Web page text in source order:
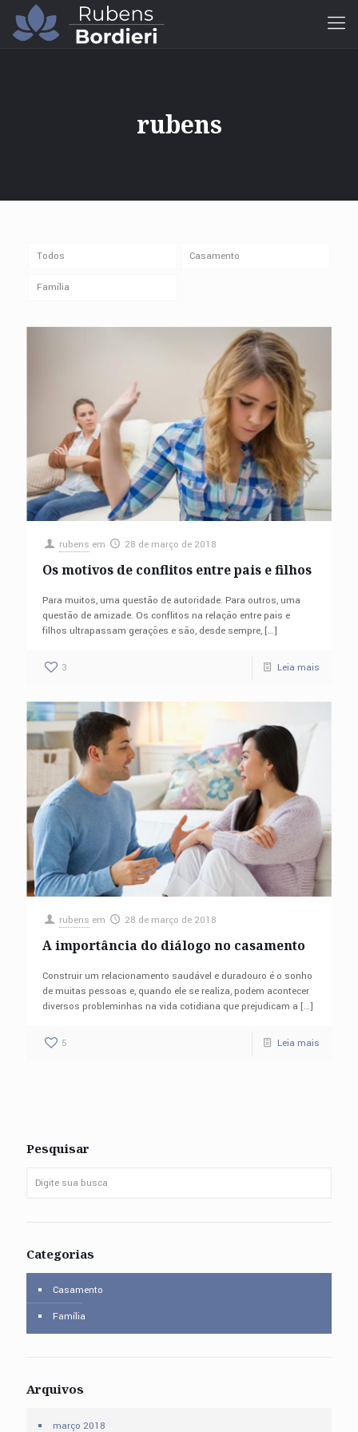
rubens
Todos Casamento
Família
rubens em 28 de março de 2018
Os motivos de conflitos entre pais e filhos
Para muitos, uma questão de autoridade. Para outros, uma
questão de amizade. Os conflitos na relação entre pais e
filhos ultrapassam gerações e são, desde sempre,[…]
3 Leia mais
rubens em 28 de março de 2018
A importância do diálogo no casamento
Construir um relacionamento saudável e duradouro é o sonho
de muitas pessoas e, quando ele se realiza, podem acontecer
diversos probleminhas na vida cotidiana que prejudicam a […]
5 Leia mais
Pesquisar
Categorias
Casamento
Família
Arquivos
março 2018